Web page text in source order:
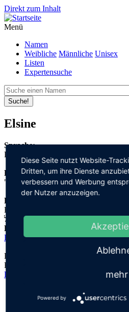
Direkt zum Inhalt
Menü
Namen
Weibliche Männliche Unisex
Listen
Expertensuche
Suche!
Elsine
Sprache:
Deutsch
Bedeutung:
"Gott" + "schwören"
Herleitung:
Hebräisch,
Herkunftsname:
Elisheva
Der Namensursprung ist unklar, es
Hypothese!
Datenschutz
Diese Seite nutzt Website-
Dritten, um ihre Dienste
verbessern und Werbung
der Nutzer anzuzeigen.
mehr
Powered by